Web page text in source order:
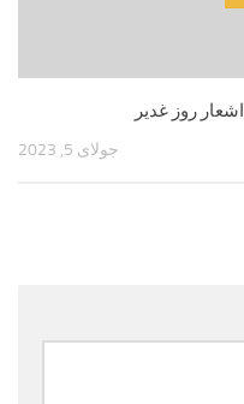
اشعار روز غدیر
جولای 5, 2023